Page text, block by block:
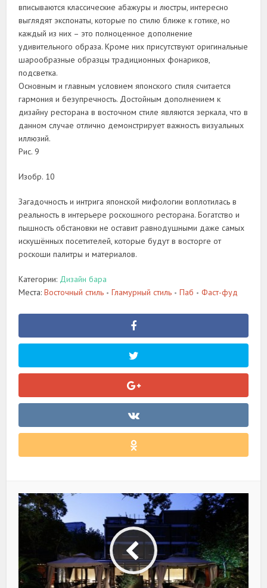
вписываются классические абажуры и люстры, интересно
выглядят экспонаты, которые по стилю ближе к готике, но
каждый из них – это полноценное дополнение
удивительного образа. Кроме них присутствуют оригинальные
шарообразные образцы традиционных фонариков,
подсветка.
Основным и главным условием японского стиля считается
гармония и безупречность. Достойным дополнением к
дизайну ресторана в восточном стиле являются зеркала, что в
данном случае отлично демонстрирует важность визуальных
иллюзий.
Рис. 9
Изобр. 10
Загадочность и интрига японской мифологии воплотилась в
реальность в интерьере роскошного ресторана. Богатство и
пышность обстановки не оставит равнодушными даже самых
искушённых посетителей, которые будут в восторге от
роскоши палитры и материалов.
Категории: Дизайн бара
Места:Восточный стиль • Гламурный стиль • Паб • Фаст-фуд